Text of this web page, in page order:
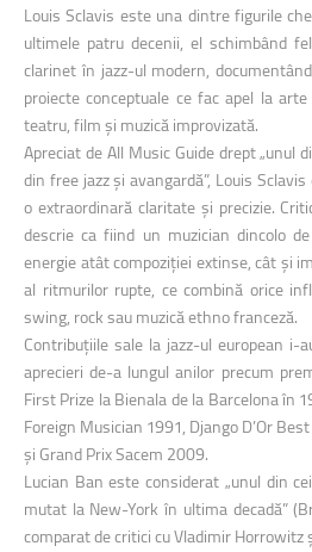
Louis Sclavis este una dintre figurile
ultimele patru decenii, el schimbând
clarinet în jazz-ul modern,
proiecte conceptuale ce fac apel la
teatru, film și muzică improvizată.
Apreciat de All Music Guide drept „unul
din free jazz și avangardă”, Louis
o extraordinară claritate și precizie.
descrie ca fiind un muzician dincolo
energie atât compoziției extinse, cât și
al ritmurilor rupte, ce combină orice
swing, rock sau muzică ethno franceză.
Contribuțiile sale la jazz-ul european i-
aprecieri de-a lungul anilor precum
First Prize la Bienala de la Barcelona în
Foreign Musician 1991, Django D’Or
și Grand Prix Sacem 2009.
Lucian Ban este considerat „unul din
mutat la New-York în ultima decadă”
comparat de critici cu Vladimir Horrowitz